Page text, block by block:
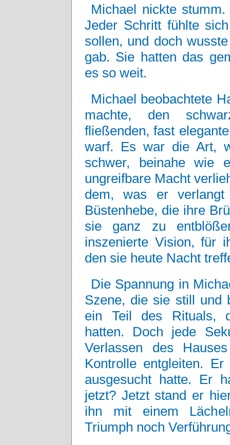
Michael nickte
Jeder Schritt fühlte
sollen, und doch
gab. Sie hatten das
es so weit.
Michael beobachtete
machte, den
fließenden, fast
warf. Es war die Art,
schwer, beinahe wie
ungreifbare Macht
dem, was er
Büstenhebe, die ihre
sie ganz zu
inszenierte Vision, für
den sie heute Nacht
Die Spannung in
Szene, die sie still und
ein Teil des Rituals,
hatten. Doch jede
Verlassen des
Kontrolle entgleiten.
ausgesucht hatte. Er
jetzt? Jetzt stand er
ihn mit einem
Triumph noch